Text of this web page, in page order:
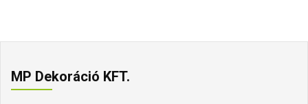
MP Dekoráció KFT.